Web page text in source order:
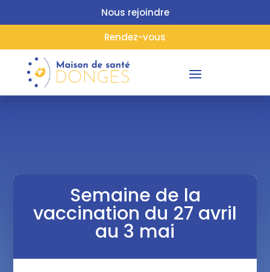
Nous rejoindre
Rendez-vous
Semaine de la
vaccination du 27 avril
au 3 mai